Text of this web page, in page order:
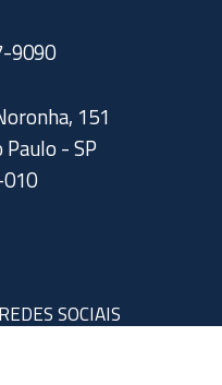
9090
151
Paulo - SP
SOCIAIS